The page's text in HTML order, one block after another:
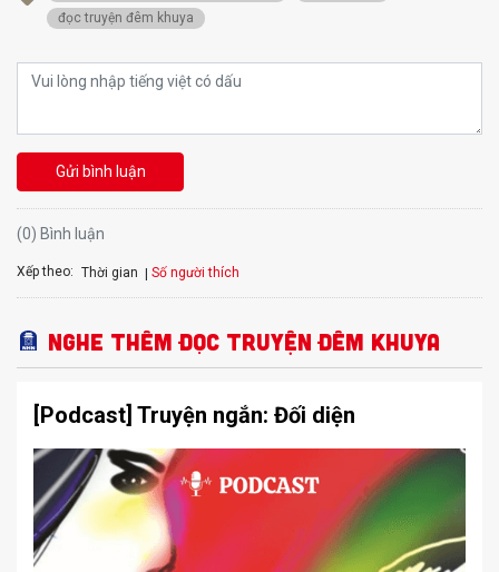
đọc truyện đêm khuya
Gửi bình luận
(0) Bình luận
Xếp theo: Thời gian Số người thích
Nghe thêm Đọc truyện đêm khuya
[Podcast] Truyện ngắn: Đối diện